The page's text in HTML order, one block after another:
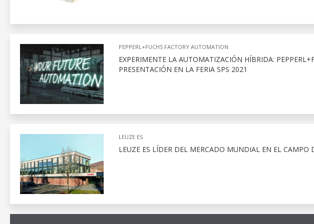
PEPPERL+FUCHS FACTORY AUTOMATION
EXPERIMENTE LA AUTOMATIZACIÓN HÍBRIDA:
PRESENTACIÓN EN LA FERIA SPS 2021
LEUZE ES
LEUZE ES LÍDER DEL MERCADO MUNDIAL EN EL CAMPO